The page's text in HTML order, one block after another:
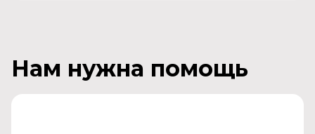
Нам нужна помощь